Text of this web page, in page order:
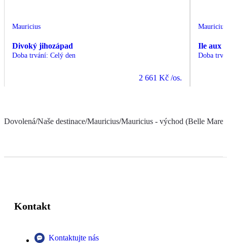
Mauricius
Divoký jihozápad
Doba trvání: Celý den
2 661 Kč /os.
Mauricius
Ile aux
Doba
Dovolená/Naše destinace/Mauricius/Mauricius - východ (Belle Mare
Kontakt
Kontaktujte nás